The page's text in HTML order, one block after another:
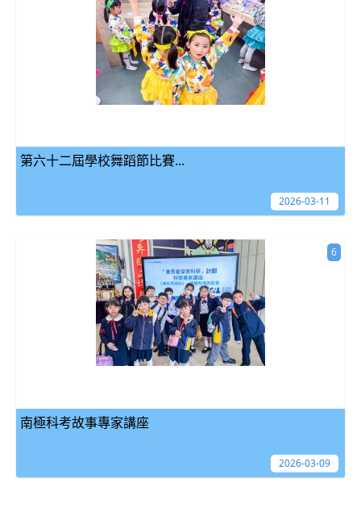
第六十二屆學校舞蹈節比賽...
2026-03-11
南極科考故事專家講座
6
2026-03-09